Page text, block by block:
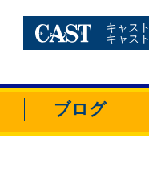
キャス
キャス
ブログ